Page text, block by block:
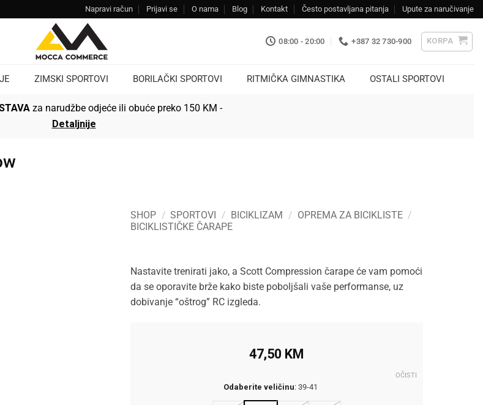
Napravi račun Prijavi se O nama Blog Kontakt Često postavljana pitanja Upute za naručivanje
08:00 - 20:00 +387 32 730-900 KORPA
ZIMSKI SPORTOVI BORILAČKI SPORTOVI RITMIČKA GIMNASTIKA OSTALI SPORTOVI
za narudžbe odjeće ili obuće preko 150 KM -
Detaljnije
SHOP / SPORTOVI / BICIKLIZAM / OPREMA ZA BICIKLISTE /
BICIKLISTIČKE ČARAPE
Nastavite trenirati jako, a Scott Compression čarape će vam pomoći
da se oporavite brže kako biste poboljšali vaše performanse, uz
dobivanje “oštrog” RC izgleda.
47,50 KM
Odaberite veličinu: 39-41
OČISTI